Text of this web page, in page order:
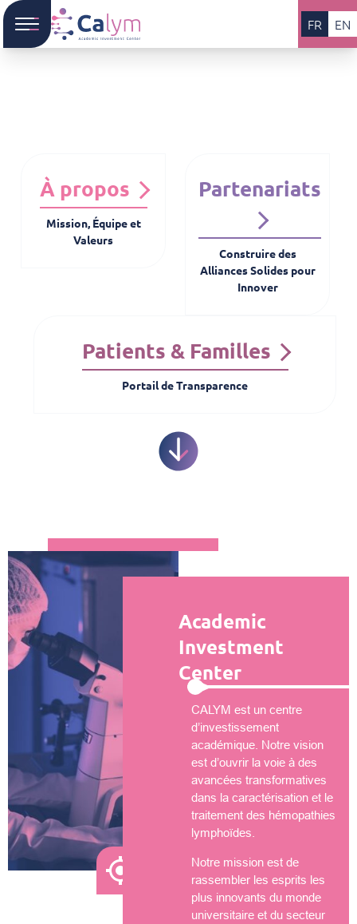
FR EN
À propos
Mission, Équipe et
Valeurs
Partenariats
Construire des
Alliances Solides pour
Innover
Patients & Familles
Portail de Transparence
Academic
Investment
Center
CALYM est un centre
d’investissement
académique. Notre vision
est d’ouvrir la voie à des
avancées transformatives
dans la caractérisation et le
traitement des hémopathies
lymphoïdes.
Notre mission est de
rassembler les esprits les
plus innovants du monde
universitaire et du secteur